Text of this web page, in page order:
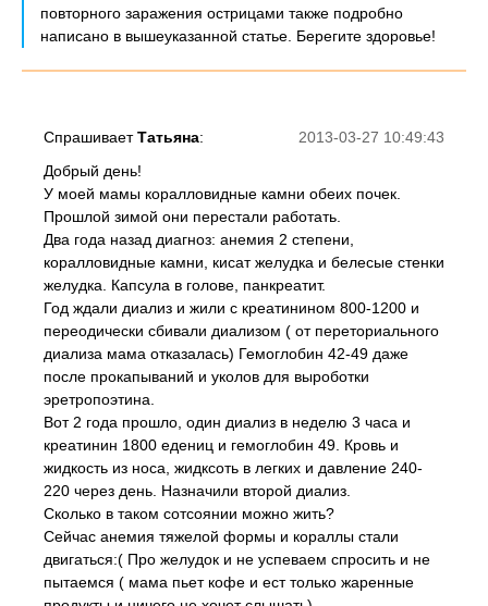
повторного заражения острицами также подробно
написано в вышеуказанной статье. Берегите здоровье!
2013-03-27 10:49:43
СпрашиваетТатьяна:
Добрый день!
У моей мамы коралловидные камни обеих почек.
Прошлой зимой они перестали работать.
Два года назад диагноз: анемия 2 степени,
коралловидные камни, кисат желудка и белесые стенки
желудка. Капсула в голове, панкреатит.
Год ждали диализ и жили с креатинином 800-1200 и
переодически сбивали диализом ( от переториального
диализа мама отказалась) Гемоглобин 42-49 даже
после прокапываний и уколов для выроботки
эретропоэтина.
Вот 2 года прошло, один диализ в неделю 3 часа и
креатинин 1800 едениц и гемоглобин 49. Кровь и
жидкость из носа, жидксоть в легких и давление 240-
220 через день. Назначили второй диализ.
Сколько в таком сотсоянии можно жить?
Сейчас анемия тяжелой формы и кораллы стали
двигаться:( Про желудок и не успеваем спросить и не
пытаемся ( мама пьет кофе и ест только жаренные